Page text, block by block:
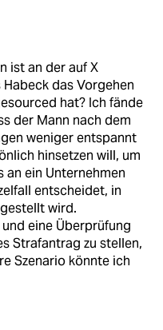
ist an der auf X
das Vorgehen
hat? Ich fände
der Mann nach dem
weniger entspannt
hinsetzen will, um
an ein Unternehmen
entscheidet, in
wird.
eine Überprüfung
Strafantrag zu stellen,
Szenario könnte ich